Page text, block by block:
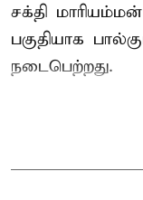
சக்தி
பகுதியாக
நடைபெற்றது.